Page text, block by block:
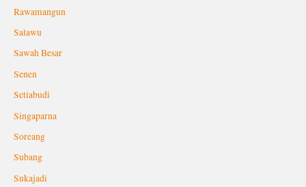
Rawamangun
Salawu
Sawah Besar
Senen
Setiabudi
Singaparna
Soreang
Subang
Sukajadi